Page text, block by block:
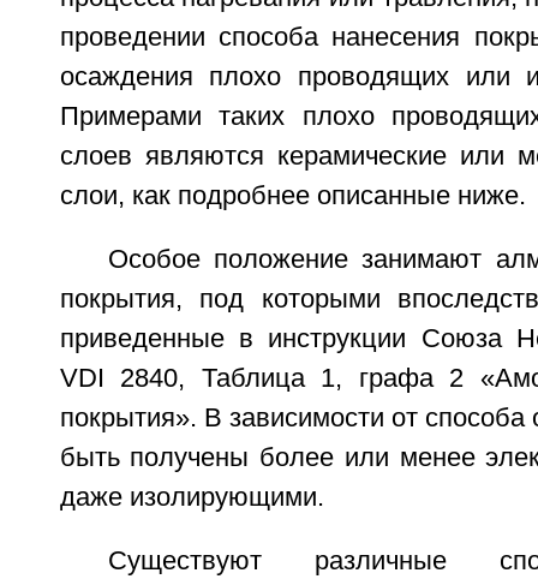
проведении способа нанесения
осаждения плохо проводящих или
Примерами таких плохо
слоев являются керамические или
слои, как подробнее описанные ниже.
Особое положение занимают
покрытия, под которыми
приведенные в инструкции Союза
VDI 2840, Таблица 1, графа 2
покрытия». В зависимости от способа
быть получены более или менее
даже изолирующими.
Существуют различные